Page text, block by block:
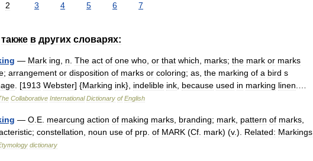
2 3 4 5 6 7
также в других словарях:
— Mark ing n The act of one who or that which marks; the mark or marks
; arrangement or disposition of marks or coloring; as the marking of a bird s
. [1913 Webster] {Marking ink}, indelible ink because used in marking linen
Collaborative International Dictionary of English
— O E mearcung action of making marks branding; mark pattern of marks
; constellation noun use of prp of MARK (Cf mark) (v.). Related: Markings
dictionary